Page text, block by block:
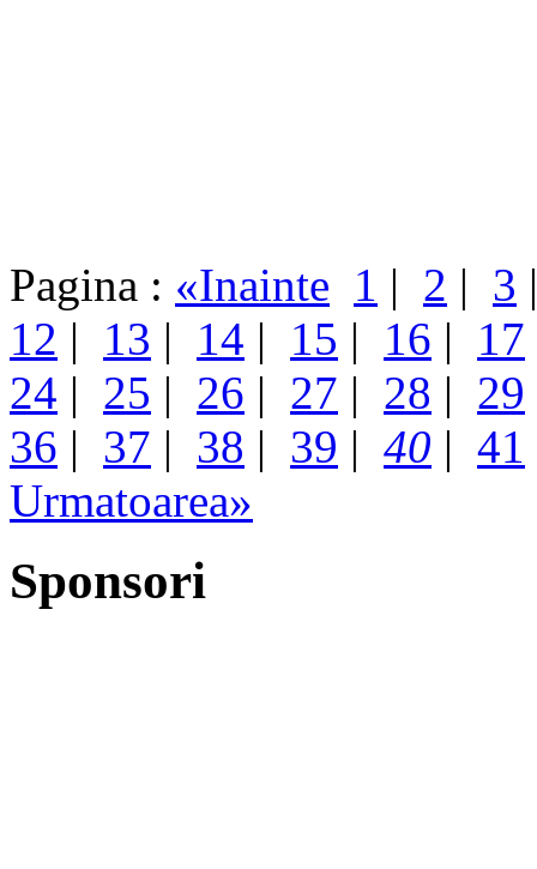
Pagina : «Inainte 1 | 2 | 3
12 | 13 | 14 | 15 | 16 | 17
24 | 25 | 26 | 27 | 28 | 29
36 | 37 | 38 | 39 | 40 | 41
Urmatoarea»
Sponsori